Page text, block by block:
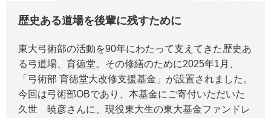
歴史ある道場を後輩に残すために
東大弓術部の活動を90年にわたって支えてきた歴史あ
る弓道場、育徳堂。その修繕のために2025年1月、
「弓術部 育徳堂大改修支援基金」が設置されました。
今回は弓術部OBであり、本基金にご寄付いただいた
久世 暁彦さんに、現役東大生の東大基金ファンドレ